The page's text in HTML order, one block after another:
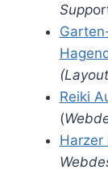
Supp
Reiki
(
Harzer